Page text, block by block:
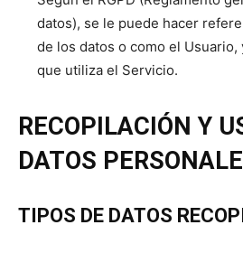
datos), se le puede hacer
de los datos o como el Usuario,
que utiliza el Servicio.
RECOPILACIÓN Y
DATOS
TIPOS DE DATOS